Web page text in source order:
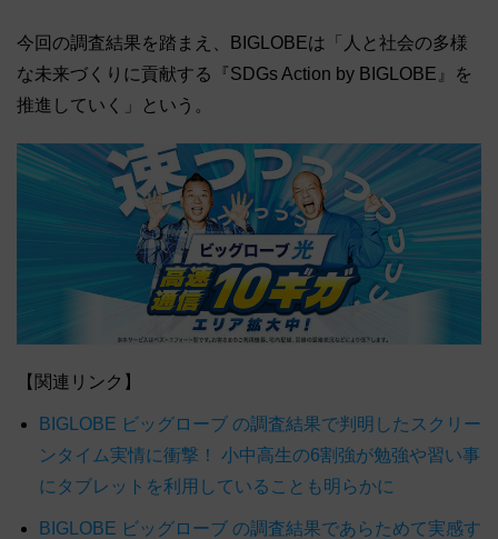
今回の調査結果を踏まえ、BIGLOBEは「人と社会の多様
な未来づくりに貢献する『SDGs Action by BIGLOBE』を
推進していく」という。
【関連リンク】
BIGLOBE ビッグローブ の調査結果で判明したスクリー
ンタイム実情に衝撃！ 小中高生の6割強が勉強や習い事
にタブレットを利用していることも明らかに
BIGLOBE ビッグローブ の調査結果であらためて実感す